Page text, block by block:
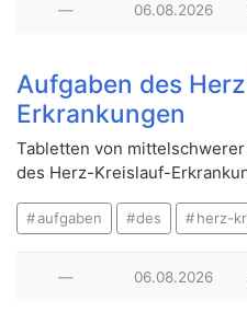
— 06.08.2026
Aufgaben des
Erkrankungen
Tabletten von
des Herz-Kreislauf-
aufgaben des herz-
— 06.08.2026